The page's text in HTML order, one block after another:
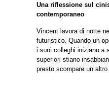
Una riflessione sul
contemporaneo
Vincent lavora di notte
futuristico. Quando un
i suoi colleghi iniziano a
superiori stiano
presto scompare un altro